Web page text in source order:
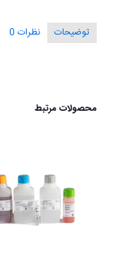
توضیحات نظرات 0
محصولات مرتبط